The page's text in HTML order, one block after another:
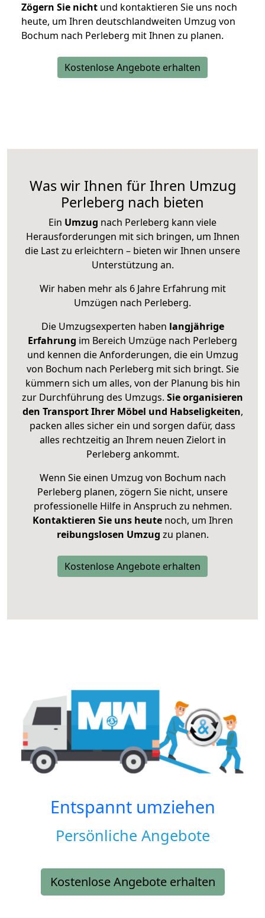
Zögern Sie nicht und kontaktieren Sie uns noch
heute, um Ihren deutschlandweiten Umzug von
Bochum nach Perleberg mit Ihnen zu planen.
Kostenlose Angebote erhalten
Was wir Ihnen für Ihren Umzug
Perleberg nach bieten
Ein Umzug nach Perleberg kann viele
Herausforderungen mit sich bringen, um Ihnen
die Last zu erleichtern – bieten wir Ihnen unsere
Unterstützung an.
Wir haben mehr als 6 Jahre Erfahrung mit
Umzügen nach Perleberg.
Die Umzugsexperten haben langjährige
Erfahrung im Bereich Umzüge nach Perleberg
und kennen die Anforderungen, die ein Umzug
von Bochum nach Perleberg mit sich bringt. Sie
kümmern sich um alles, von der Planung bis hin
zur Durchführung des Umzugs. Sie organisieren
den Transport Ihrer Möbel und Habseligkeiten,
packen alles sicher ein und sorgen dafür, dass
alles rechtzeitig an Ihrem neuen Zielort in
Perleberg ankommt.
Wenn Sie einen Umzug von Bochum nach
Perleberg planen, zögern Sie nicht, unsere
professionelle Hilfe in Anspruch zu nehmen.
Kontaktieren Sie uns heutenoch, um Ihren
reibungslosen Umzug zu planen.
Kostenlose Angebote erhalten
Entspannt umziehen
Persönliche Angebote
Kostenlose Angebote erhalten